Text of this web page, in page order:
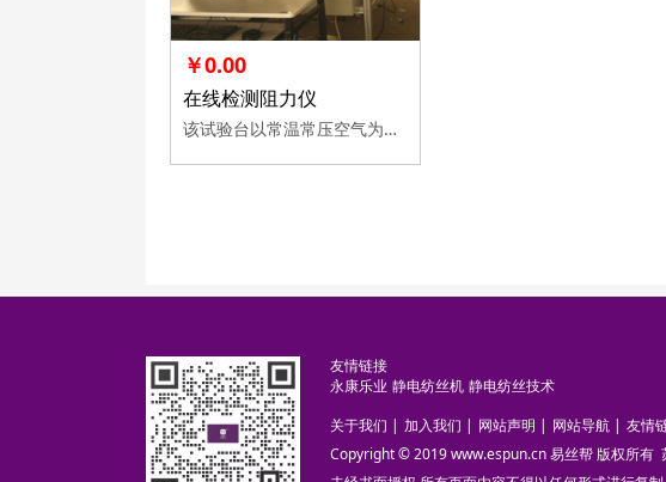
￥0.00
在线检测阻力仪
该试验台以常温常压空气为气源，调节变频器的频率去控制抽气泵的进气流量，采集紧贴在夹具上的过滤材料的下游压力和空气压力 之差（即过滤材料的阻力）。
友情链接
永康乐业 静电纺丝机 静电纺丝技术
关于我们 | 加入我们 | 网站声明 | 网站导航 | 友情
Copyright © 2019 www.espun.cn 易丝帮 版权所有